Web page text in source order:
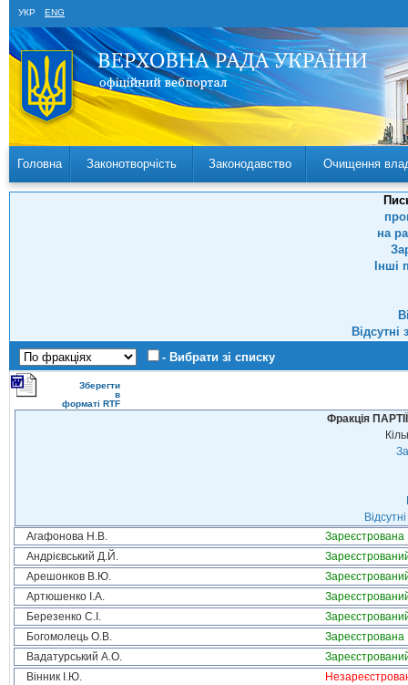
УКР ENG
Головна Законотворчість Законодавство Очищення
на
Інші
- Вибрати зі списку
Зберегти
в
форматі RTF
Фракція
Агафонова Н.В.
Зареєстрована
Андрієвський Д.Й.
Арешонков В.Ю.
Артюшенко І.А.
Березенко С.І.
Богомолець О.В.
Зареєстрована
Вадатурський А.О.
Вінник І.Ю.